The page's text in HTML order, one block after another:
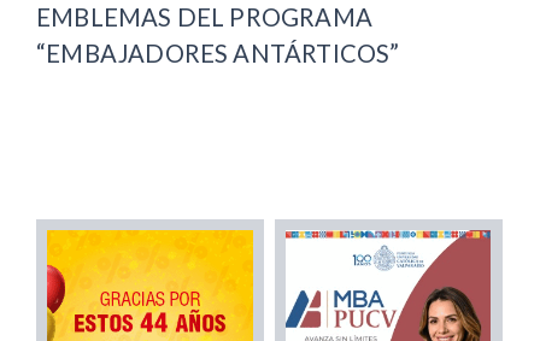
EMBLEMAS DEL PROGRAMA
“EMBAJADORES ANTÁRTICOS”